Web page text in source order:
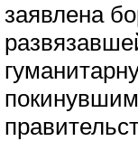
заявлена